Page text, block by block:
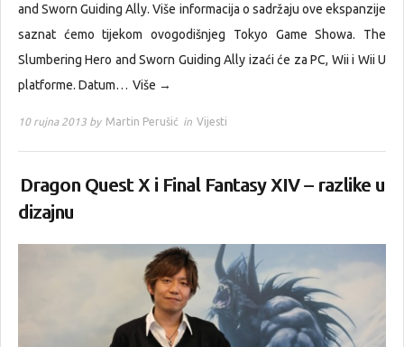
and Sworn Guiding Ally. Više informacija o sadržaju ove ekspanzije
saznat ćemo tijekom ovogodišnjeg Tokyo Game Showa. The
Slumbering Hero and Sworn Guiding Ally izaći će za PC, Wii i Wii U
platforme. Datum… Više →
10 rujna 2013 by Martin Perušić in Vijesti
Dragon Quest X i Final Fantasy XIV – razlike u
dizajnu